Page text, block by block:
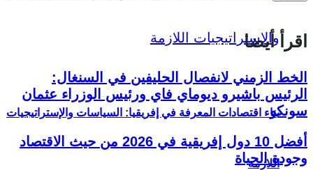
بناء اقتصادات المعرفة في إفريقيا: السياسات والإستراتيجيات
اللازمة
اقرأ أيضا
الخط الزمني لانفصال الحليفين في السنغال:
الرئيس باشيرو ديوماي فاي ورئيس الوزراء عثمان
سونكو
أفضل 10 دول إفريقية في 2026 من حيث الاقتصاد
وجودة الحياة